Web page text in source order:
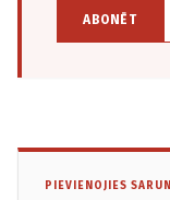
ABONĒT
PIEVIENOJIES